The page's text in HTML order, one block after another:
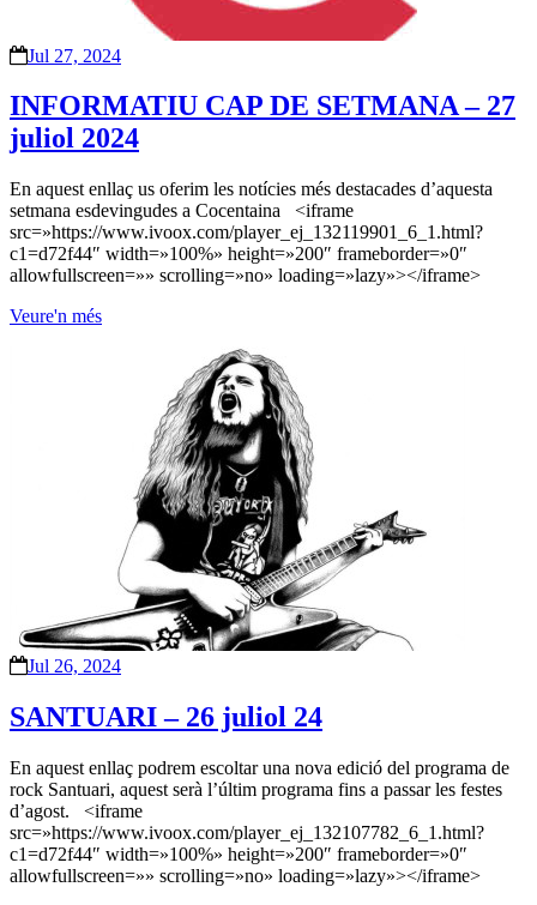
Jul 27, 2024
INFORMATIU CAP DE SETMANA – 27
juliol 2024
En aquest enllaç us oferim les notícies més destacades d’aquesta
setmana esdevingudes a Cocentaina <iframe
src=»https://www.ivoox.com/player_ej_132119901_6_1.html?
c1=d72f44″ width=»100%» height=»200″ frameborder=»0″
allowfullscreen=»» scrolling=»no» loading=»lazy»></iframe>
Veure'n més
Jul 26, 2024
SANTUARI – 26 juliol 24
En aquest enllaç podrem escoltar una nova edició del programa de
rock Santuari, aquest serà l’últim programa fins a passar les festes
d’agost. <iframe
src=»https://www.ivoox.com/player_ej_132107782_6_1.html?
c1=d72f44″ width=»100%» height=»200″ frameborder=»0″
allowfullscreen=»» scrolling=»no» loading=»lazy»></iframe>